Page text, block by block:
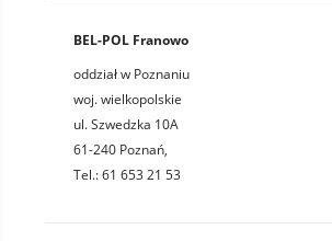
BEL-POL Franowo
oddział w Poznaniu
woj. wielkopolskie
ul. Szwedzka 10A
61-240 Poznań,
Tel.: 61 653 21 53